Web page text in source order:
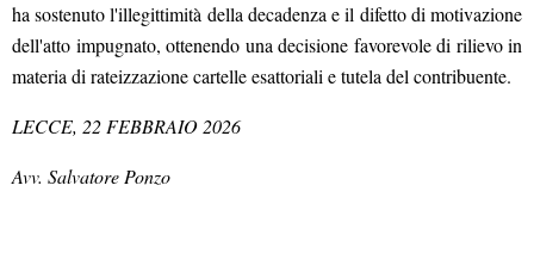
ha sostenuto l'illegittimità della decadenza e il difetto di motivazione
dell'atto impugnato, ottenendo una decisione favorevole di rilievo in
materia di rateizzazione cartelle esattoriali e tutela del contribuente.
LECCE, 22 FEBBRAIO 2026
Avv. Salvatore Ponzo